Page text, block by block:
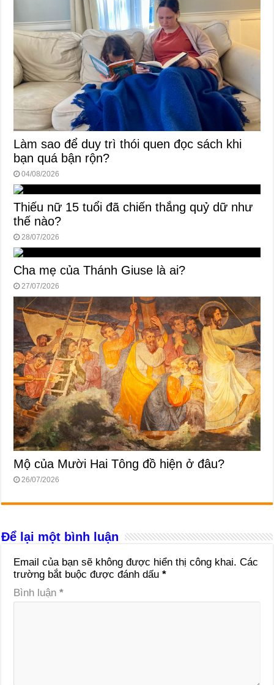
Làm sao để duy trì thói quen đọc sách khi
bạn quá bận rộn?
04/08/2026
Thiếu nữ 15 tuổi đã chiến thắng quỷ dữ như
thế nào?
28/07/2026
Cha mẹ của Thánh Giuse là ai?
27/07/2026
Mộ của Mười Hai Tông đồ hiện ở đâu?
26/07/2026
Để lại một bình luận
Email của bạn sẽ không được hiển thị công khai. Các
trường bắt buộc được đánh dấu*
Bình luận*